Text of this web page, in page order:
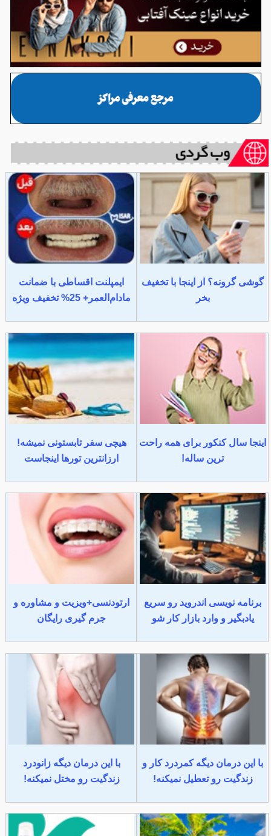
گوشی گرونه؟ از اینجا با تخغیف
بخر
ایمپلنت اقساطی با ضمانت
مادام‌العمر+ 25% تخفیف ویژه
اینجا سال کنکور برای همه راحت
ترین ساله!
هیچی سفر تابستونی نمیشه!
ارزانترین تورها اینجاست
برنامه نویسی اندروید رو سریع
یادبگیر و وارد بازار کار شو
ارتودنسی+ویزیت و مشاوره و
جرم گیری رایگان
با این درمان دیگه کمردرد کار و
زندگیت رو تعطیل نمیکنه!
با این درمان دیگه زانودرد
زندگیت رو مختل نمیکنه!